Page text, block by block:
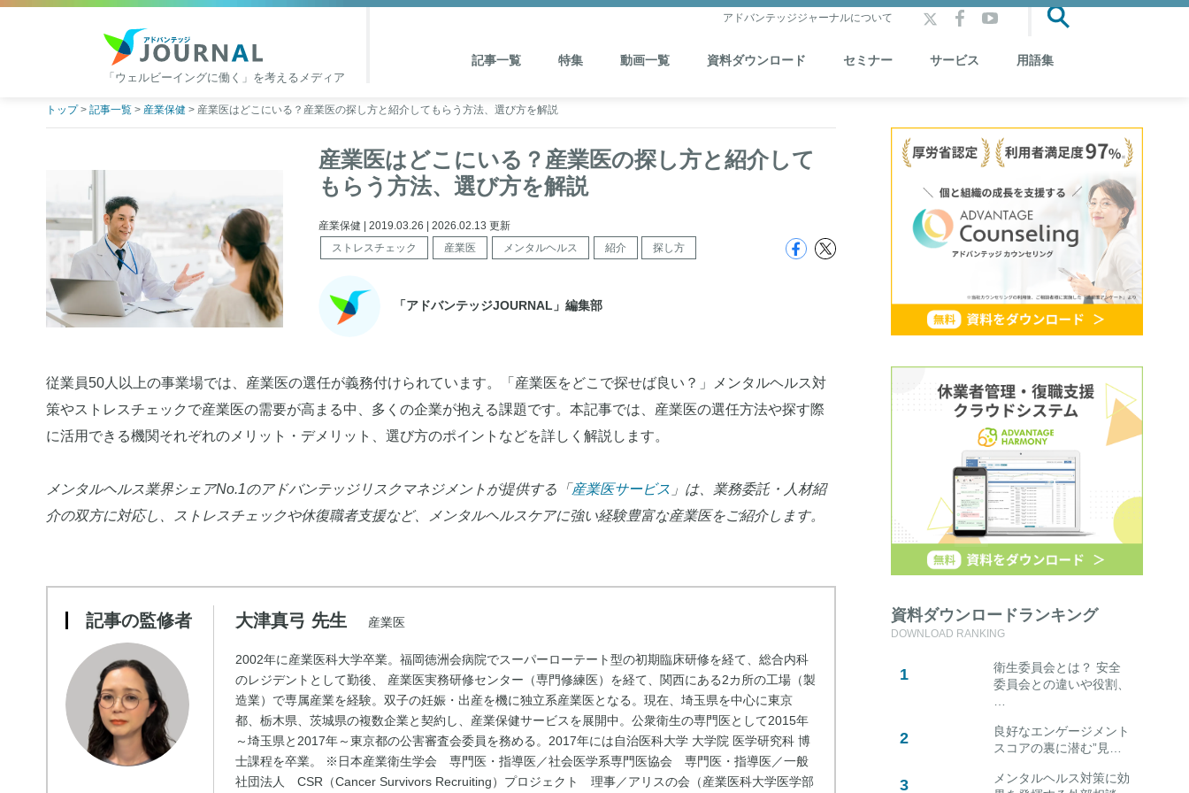
「ウェルビーイングに働く」を考えるメディア
アドバンテッジジャーナルについて
記事一覧 特集 動画一覧 資料ダウンロード セミナー サービス 用語集
トップ> 記事一覧 > 産業保健 > 産業医はどこにいる？産業医の探し方と紹介してもらう方法、選び方を解説
産業医はどこにいる？産業医の探し方と紹介して
もらう方法、選び方を解説
産業保健 | 2019.03.26 | 2026.02.13 更新
ストレスチェック
産業医 メンタルヘルス 紹介 探し方
「アドバンテッジJOURNAL」編集部
従業員50人以上の事業場では、産業医の選任が義務付けられています。「産業医をどこで探せば良い？」メンタルヘルス対
策やストレスチェックで産業医の需要が高まる中、多くの企業が抱える課題です。本記事では、産業医の選任方法や探す際
に活用できる機関それぞれのメリット・デメリット、選び方のポイントなどを詳しく解説します。
メンタルヘルス業界シェアNo.1のアドバンテッジリスクマネジメントが提供する「 産業医サービス 」は、業務委託・人材紹
介の双方に対応し、ストレスチェックや休復職者支援など、メンタルヘルスケアに強い経験豊富な産業医をご紹介します。
記事の監修者 大津真弓 先生 産業医
2002年に産業医科大学卒業。福岡徳洲会病院でスーパーローテート型の初期臨床研修を経て、総合内科
のレジデントとして勤後、 産業医実務研修センター（専門修練医）を経て、関西にある2カ所の工場（製
造業）で専属産業を経験。双子の妊娠・出産を機に独立系産業医となる。現在、埼玉県を中心に東京
都、栃木県、茨城県の複数企業と契約し、産業保健サービスを展開中。公衆衛生の専門医として2015年
～埼玉県と2017年～東京都の公害審査会委員を務める。2017年には自治医科大学 大学院 医学研究科 博
士課程を卒業。 ※日本産業衛生学会 専門医・指導医／社会医学系専門医協会 専門医・指導医／一般
社団法人 CSR（Cancer Survivors Recruiting）プロジェクト 理事／アリスの会（産業医科大学医学部
資料ダウンロードランキング
DOWNLOAD RANKING
衛生委員会とは？ 安全
委員会との違いや役割、
良好なエンゲージメント
スコアの裏に潜む”見…
メンタルヘルス対策に効